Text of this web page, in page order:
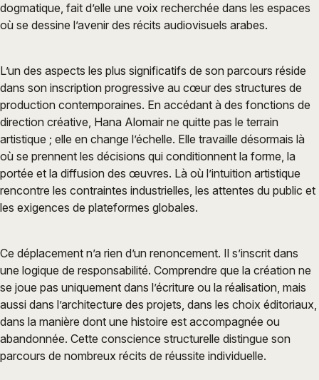
dogmatique, fait d’elle une voix recherchée dans les espaces
où se dessine l’avenir des récits audiovisuels arabes.
L’un des aspects les plus significatifs de son parcours réside
dans son inscription progressive au cœur des structures de
production contemporaines. En accédant à des fonctions de
direction créative, Hana Alomair ne quitte pas le terrain
artistique ; elle en change l’échelle. Elle travaille désormais là
où se prennent les décisions qui conditionnent la forme, la
portée et la diffusion des œuvres. Là où l’intuition artistique
rencontre les contraintes industrielles, les attentes du public et
les exigences de plateformes globales.
Ce déplacement n’a rien d’un renoncement. Il s’inscrit dans
une logique de responsabilité. Comprendre que la création ne
se joue pas uniquement dans l’écriture ou la réalisation, mais
aussi dans l’architecture des projets, dans les choix éditoriaux,
dans la manière dont une histoire est accompagnée ou
abandonnée. Cette conscience structurelle distingue son
parcours de nombreux récits de réussite individuelle.